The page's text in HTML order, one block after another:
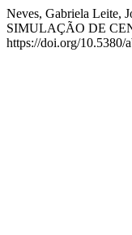
Neves, Gabriela Leite,
SIMULAÇÃO DE
https://doi.org/10.5380/